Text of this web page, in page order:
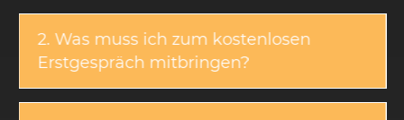
2. Was muss ich zum kostenlosen
Erstgespräch mitbringen?